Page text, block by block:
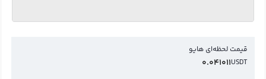
قیمت لحظه‌ای هایو
USDT
0.041011